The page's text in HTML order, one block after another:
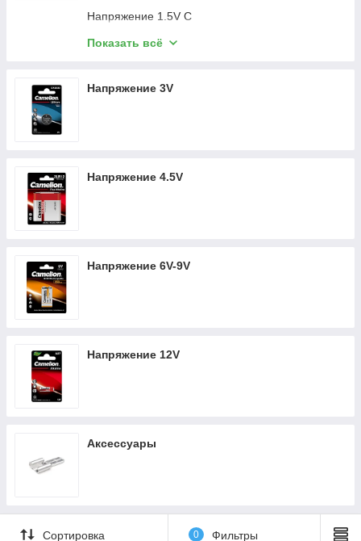
Напряжение 1.5V C
Напряжение 1.5V D
Напряжение 1.5V аккумуляторные
Показать всё
Напряжение 3V
Напряжение 4.5V
Напряжение 6V-9V
Напряжение 12V
Аксессуары
Сортировка 0 Фильтры